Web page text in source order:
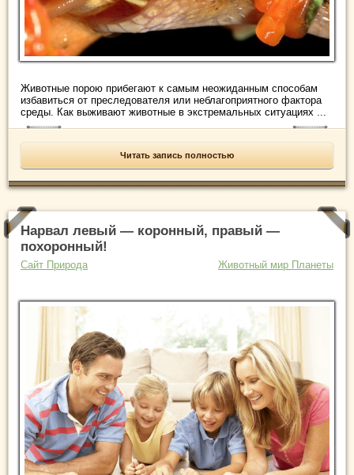
Животные порою прибегают к самым неожиданным способам
избавиться от преследователя или неблагоприятного фактора
среды. Как выживают животные в экстремальных ситуациях ...
Читать запись полностью
Нарвал левый — коронный, правый —
похоронный!
Сайт Природа Животный мир Планеты